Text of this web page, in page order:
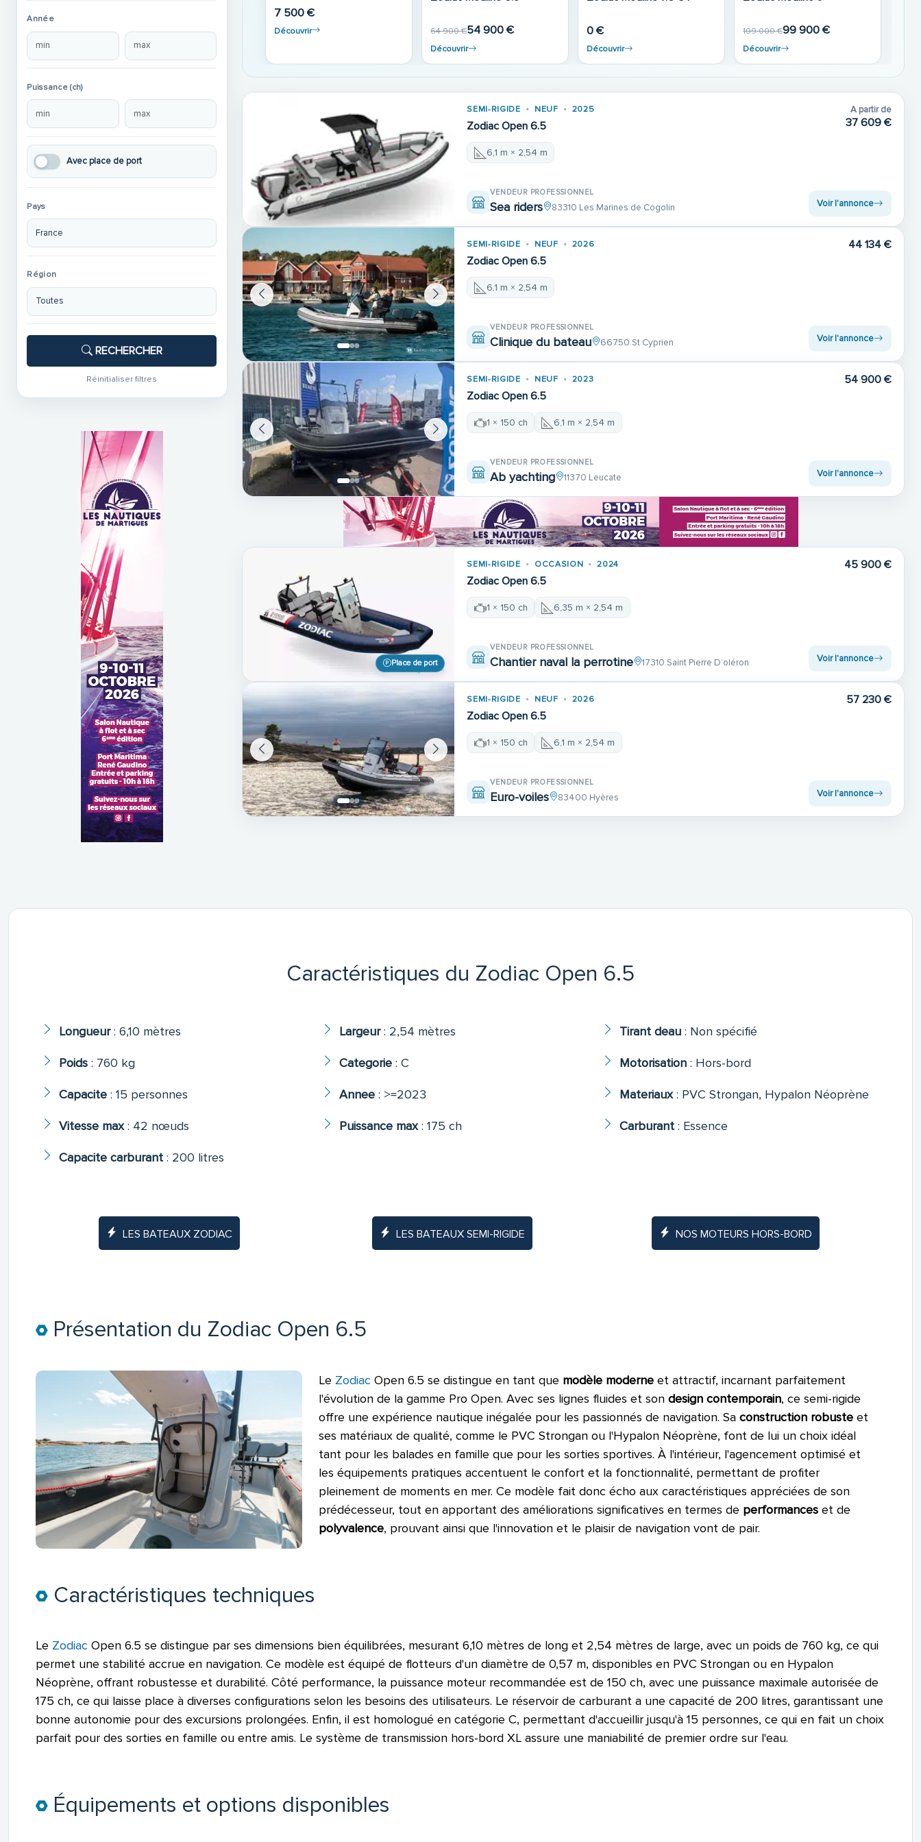
Année
Puissance (ch)
Avec place de port
Pays
Région
RECHERCHER
Réinitialiser filtres
109 000 €99 900 €
Découvrir
Découvrir
45 700 €38 490 €
Découvrir
SEMI-RIGIDE NEUF 2025
Zodiac Open 6.5
A partir de
37 609 €
6,1 m × 2,54 m
VENDEUR PROFESSIONNEL
Sea riders 83310 Les Marines de Cogolin Voir l'annonce
SEMI-RIGIDE NEUF 2026
Zodiac Open 6.5
44 134 €
6,1 m × 2,54 m
VENDEUR PROFESSIONNEL
Clinique du bateau 66750 St Cyprien Voir l'annonce
SEMI-RIGIDE NEUF 2023
Zodiac Open 6.5
54 900 €
1 × 150 ch 6,1 m × 2,54 m
VENDEUR PROFESSIONNEL
Ab yachting 11370 Leucate Voir l'annonce
Place de port
SEMI-RIGIDE OCCASION 2024
Zodiac Open 6.5
45 900 €
1 × 150 ch 6,35 m × 2,54 m
VENDEUR PROFESSIONNEL
Chantier naval la perrotine 17310 Saint Pierre D’oléron Voir l'annonce
SEMI-RIGIDE NEUF 2026
Zodiac Open 6.5
57 230 €
1 × 150 ch 6,1 m × 2,54 m
VENDEUR PROFESSIONNEL
Euro-voiles 83400 Hyères Voir l'annonce
Caractéristiques du Zodiac Open 6.5
Longueur: 6,10 mètres Largeur: 2,54 mètres Tirant deau : Non spécifié
Poids: 760 kg Categorie :C Motorisation : Hors-bord
Capacite: 15 personnes Annee : >=2023 Materiaux: PVC Strongan, Hypalon Néoprène
Vitesse max: 42 nœuds Puissance max:175 ch Carburant : Essence
Capacite carburant: 200 litres
LES BATEAUX ZODIAC LES BATEAUX SEMI-RIGIDE NOS MOTEURS HORS-BORD
Présentation du Zodiac Open 6.5
Le Zodiac Open 6.5 se distingue en tant que modèle moderne et attractif, incarnant parfaitement
l'évolution de la gamme Pro Open. Avec ses lignes fluides et sondesign contemporain, ce semi-rigide
offre une expérience nautique inégalée pour les passionnés de navigation. Saconstruction robuste et
ses matériaux de qualité, comme le PVC Strongan ou l'Hypalon Néoprène, font de lui un choix idéal
tant pour les balades en famille que pour les sorties sportives. À l'intérieur, l'agencement optimisé et
les équipements pratiques accentuent le confort et la fonctionnalité, permettant de profiter
pleinement de moments en mer. Ce modèle fait donc écho aux caractéristiques appréciées de son
prédécesseur, tout en apportant des améliorations significatives en termes de performances et de
polyvalence, prouvant ainsi que l'innovation et le plaisir de navigation vont de pair.
Caractéristiques techniques
Le Zodiac Open 6.5 se distingue par ses dimensions bien équilibrées, mesurant 6,10 mètres de long et 2,54 mètres de large, avec un poids de 760 kg, ce qui
permet une stabilité accrue en navigation. Ce modèle est équipé de flotteurs d'un diamètre de 0,57 m, disponibles en PVC Strongan ou en Hypalon
Néoprène, offrant robustesse et durabilité. Côté performance, la puissance moteur recommandée est de 150 ch, avec une puissance maximale autorisée de
175 ch, ce qui laisse place à diverses configurations selon les besoins des utilisateurs. Le réservoir de carburant a une capacité de 200 litres, garantissant une
bonne autonomie pour des excursions prolongées. Enfin, il est homologué en catégorie C, permettant d'accueillir jusqu'à 15 personnes, ce qui en fait un choix
parfait pour des sorties en famille ou entre amis. Le système de transmission hors-bord XL assure une maniabilité de premier ordre sur l'eau.
Équipements et options disponibles